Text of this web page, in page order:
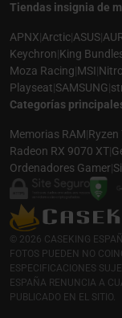
Tiendas insignia de
APNX|Arctic|ASUS|
Keychron|King
Moza Racing|MSI|
Playseat|SAMSUNG|
Categorías
Memorias RAM|Ryzen
Radeon RX 9070 XT|
Ordenadores Gamer|
© 2026 CASEKING
FOTOS PUEDEN NO
ESPECIFICACIONES
ESPAÑA RENUNCIA A
PUBLICADO EN EL SITIO.